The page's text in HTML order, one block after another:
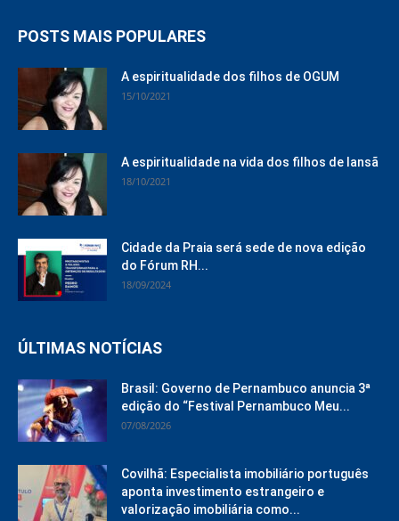
POSTS MAIS POPULARES
A espiritualidade dos filhos de OGUM
15/10/2021
A espiritualidade na vida dos filhos de Iansã
18/10/2021
Cidade da Praia será sede de nova edição
do Fórum RH...
18/09/2024
ÚLTIMAS NOTÍCIAS
Brasil: Governo de Pernambuco anuncia 3ª
edição do “Festival Pernambuco Meu...
07/08/2026
Covilhã: Especialista imobiliário português
aponta investimento estrangeiro e
valorização imobiliária como...